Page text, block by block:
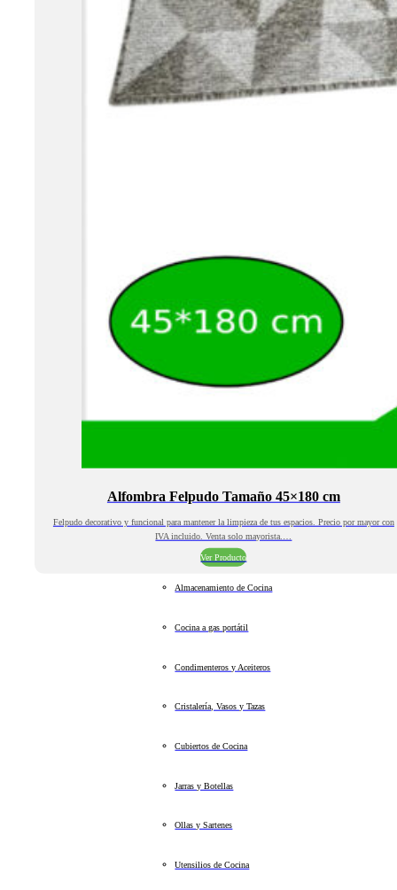
Alfombra Felpudo Tamaño 45×180 cm
Felpudo decorativo y funcional para mantener la limpieza de tus espacios. Precio por mayor con
IVA incluido. Venta solo mayorista.…
Ver Producto
Almacenamiento de Cocina
Cocina a gas portátil
Condimenteros y Aceiteros
Cristalería, Vasos y Tazas
Cubiertos de Cocina
Jarras y Botellas
Ollas y Sartenes
Utensilios de Cocina